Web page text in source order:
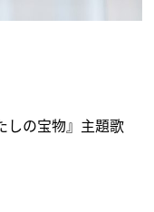
しの宝物』主題歌